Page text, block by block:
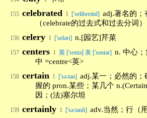
155 celebrated 1 ['selibreitid] adj.著名的；
（celebrate的过去式和过去分词）
156 celery 1 ['seləri] n.[园艺]芹菜
157 centers 1 英 ['sentə] 美 ['sentər] n. 中心
中 =centre<英>
158 certain 1 ['sə:tən] adj.某一；必然的
握的 pron.某些；某几个
因；(法)塞尔坦
159 certainly 1 ['sə:tənli] adv.当然；行（